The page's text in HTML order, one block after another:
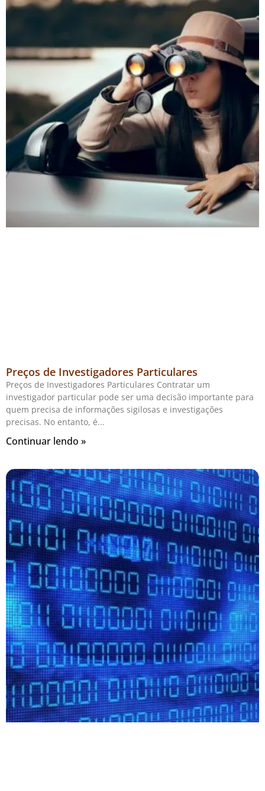
Preços de Investigadores Particulares
Preços de Investigadores Particulares Contratar um
investigador particular pode ser uma decisão importante para
quem precisa de informações sigilosas e investigações
precisas. No entanto, é
Continuar lendo »